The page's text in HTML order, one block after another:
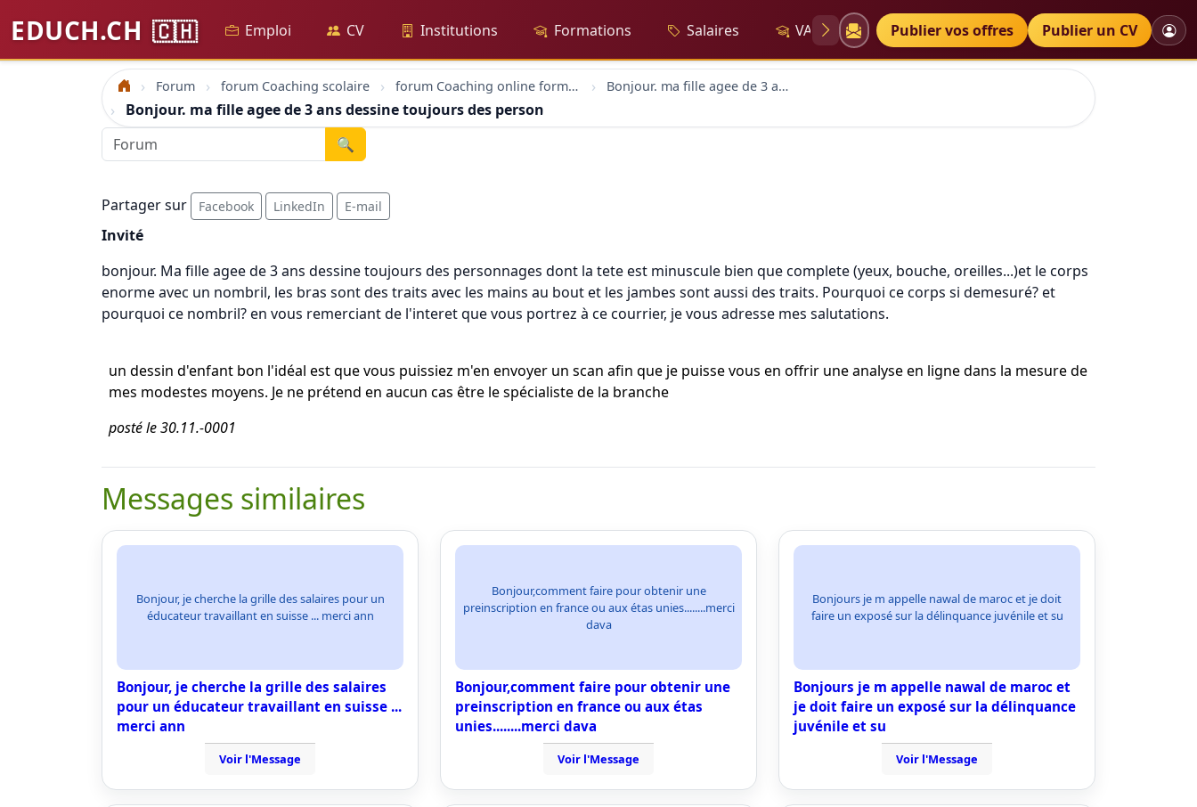
EDUCH.CH 🇨🇭 Emploi CV Institutions Formations Salaires VAE Diplômes Petites annonces
Publier vos offres Publier un CV
Accueil Forum forum Coaching scolaire forum Coaching online formation professionelle emploi education Bonjour. ma fille agee de 3 ans dessine toujours des personn
Bonjour. ma fille agee de 3 ans dessine toujours des personn
🔍
Partager sur Facebook LinkedIn E-mail
Invité
bonjour. Ma fille agee de 3 ans dessine toujours des personnages dont la tete est minuscule bien que complete (yeux, bouche, oreilles...)et le corps
enorme avec un nombril, les bras sont des traits avec les mains au bout et les jambes sont aussi des traits. Pourquoi ce corps si demesuré? et
pourquoi ce nombril? en vous remerciant de l'interet que vous portrez à ce courrier, je vous adresse mes salutations.
un dessin d'enfant bon l'idéal est que vous puissiez m'en envoyer un scan afin que je puisse vous en offrir une analyse en ligne dans la mesure de
mes modestes moyens. Je ne prétend en aucun cas être le spécialiste de la branche
posté le 30.11.-0001
Messages similaires
Bonjour, je cherche la grille des salaires pour un
éducateur travaillant en suisse ... merci ann
Bonjour, je cherche la grille des salaires
pour un éducateur travaillant en suisse ...
merci ann
Voir l'Message
Bonjour,comment faire pour obtenir une
preinscription en france ou aux étas unies........merci
dava
Bonjour,comment faire pour obtenir une
preinscription en france ou aux étas
unies........merci dava
Voir l'Message
Bonjours je m appelle nawal de maroc et je doit
faire un exposé sur la délinquance juvénile et su
Bonjours je m appelle nawal de maroc et
je doit faire un exposé sur la délinquance
juvénile et su
Voir l'Message